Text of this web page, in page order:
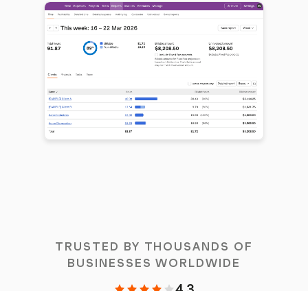
TRUSTED BY THOUSANDS OF
BUSINESSES WORLDWIDE